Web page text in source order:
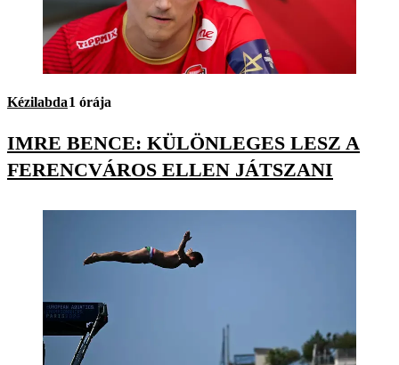
Kézilabda1 órája
IMRE BENCE: KÜLÖNLEGES LESZ A
FERENCVÁROS ELLEN JÁTSZANI